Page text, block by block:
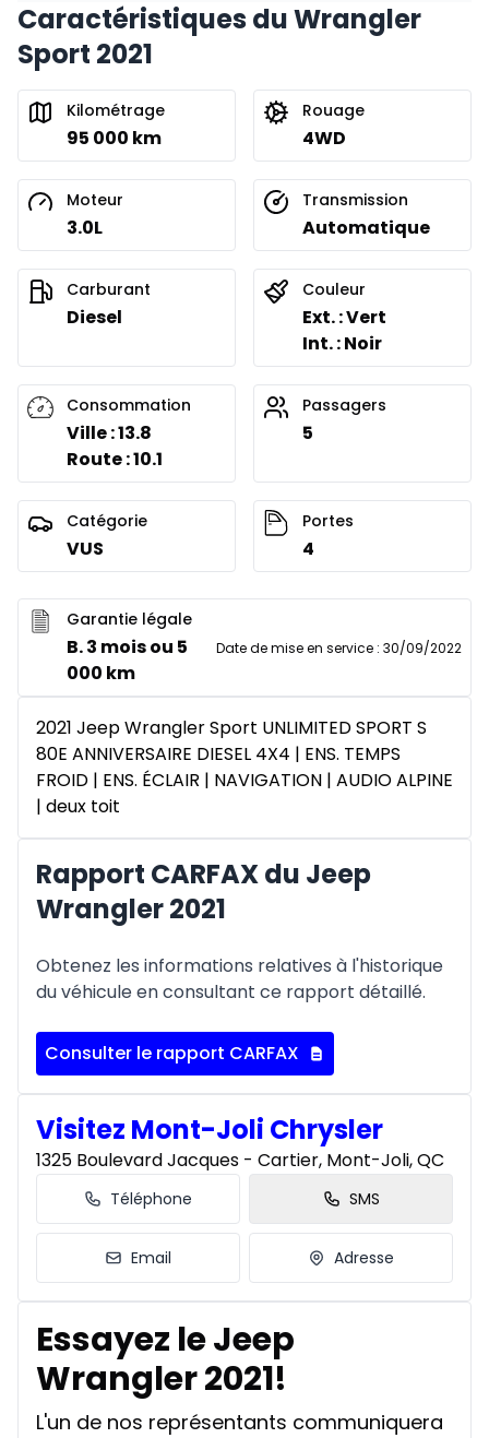
Financement sur 24 mois
Financement sur 24 mois
À partir de :
Caractéristiques du Wrangler
Sport 2021
Kilométrage
95 000 km
Rouage
4WD
Moteur
3.0L
Transmission
Automatique
Carburant
Diesel
Couleur
Ext. : Vert
Int. : Noir
Consommation
Ville : 13.8
Route : 10.1
Passagers
5
Catégorie
VUS
Portes
4
Garantie légale
B. 3 mois ou 5
000 km
Date de mise en service : 30/09/2022
2021 Jeep Wrangler Sport UNLIMITED SPORT S
80E ANNIVERSAIRE DIESEL 4X4 | ENS. TEMPS
FROID | ENS. ÉCLAIR | NAVIGATION | AUDIO ALPINE
| deux toit
Rapport CARFAX du Jeep
Wrangler 2021
Obtenez les informations relatives à l'historique
du véhicule en consultant ce rapport détaillé.
Consulter le rapport CARFAX
Visitez Mont-Joli Chrysler
1325 Boulevard Jacques - Cartier, Mont-Joli, QC
Téléphone SMS
Email Adresse
Essayez le Jeep
Wrangler 2021!
L'un de nos représentants communiquera